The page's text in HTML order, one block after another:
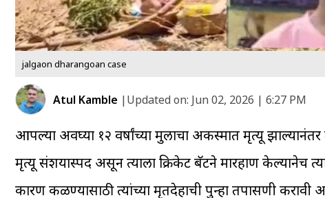
jalgaon dharangoan case
Atul Kamble |Updated on: Jun 02, 2026 | 6:27 PM
आपल्या अवघ्या १२ वर्षांच्या मुलाचा अकस्मात मृत्यू
मृत्यू संशयास्पद असून त्याला क्रिकेट बॅटने मारहाण केल्यानेच
कारण कळण्यासाठी त्यांच्या मृतदेहाची पुन्हा तपासणी